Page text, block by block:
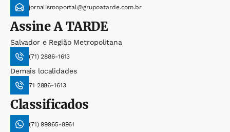
jornalismoportal@grupoatarde.com.br
AssineA TARDE
Salvador e Região Metropolitana
(71) 2886-1613
Demais localidades
71 2886-1613
Classificados
(71) 99965-8961